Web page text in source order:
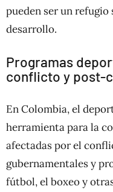
pueden ser un
desarrollo.
Programas
conflicto y post-
En Colombia, el
herramienta para la
afectadas por el
gubernamentales y
fútbol, el boxeo y